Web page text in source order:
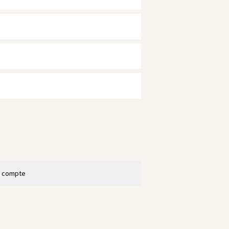
compte